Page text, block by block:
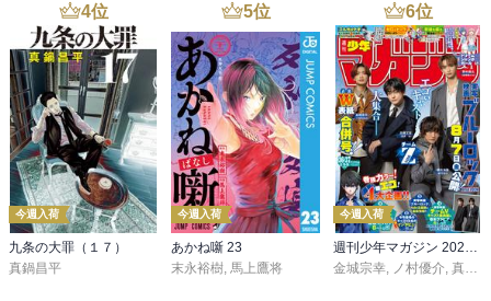
4位
今週入荷
九条の大罪（１７）
真鍋昌平
5位
今週入荷
あかね噺 23
末永裕樹, 馬上鷹将
6位
今週入荷
週刊少年マガジン 2026年36・37号[2026年8月5日発売]
金城宗幸, ノ村優介, 真島ヒロ